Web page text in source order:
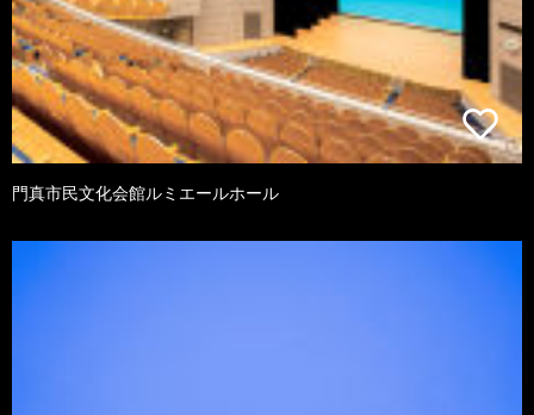
門真市民文化会館ルミエールホール